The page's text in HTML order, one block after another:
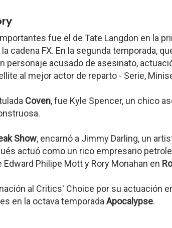
fue el de Tate Langdon en la
la cadena FX. En la segunda temporada,
personaje acusado de asesinato,
al mejor actor de reparto - Serie,
Coven, fue Kyle Spencer, un chico
Show, encarnó a Jimmy Darling, un
actuó como un rico empresario
Philipe Mott y Rory Monahan en
al Critics' Choice por su actuación
en la octava temporada Apocalypse.